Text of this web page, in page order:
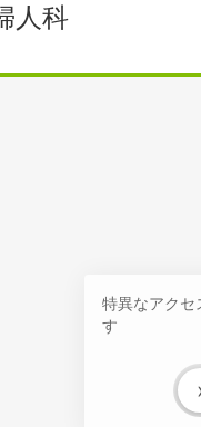
人科
特異なアクセ
す